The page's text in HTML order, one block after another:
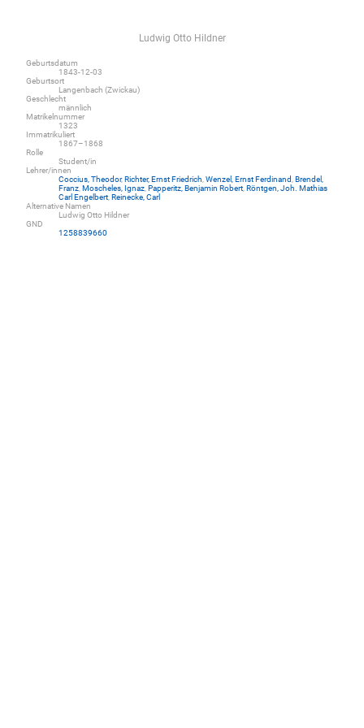
Ludwig Otto Hildner
Geburtsdatum
1843-12-03
Geburtsort
Langenbach (Zwickau)
Geschlecht
männlich
Matrikelnummer
1323
Immatrikuliert
1867–1868
Rolle
Student/in
Lehrer/innen
Coccius, Theodor,Richter, Ernst Friedrich Wenzel, Ernst Ferdinand Brendel,
Franz Moscheles, Ignaz Papperitz, Benjamin Robert Röntgen, Joh. Mathias
Carl Engelbert Reinecke, Carl
Alternative Namen
Ludwig Otto Hildner
GND
1258839660